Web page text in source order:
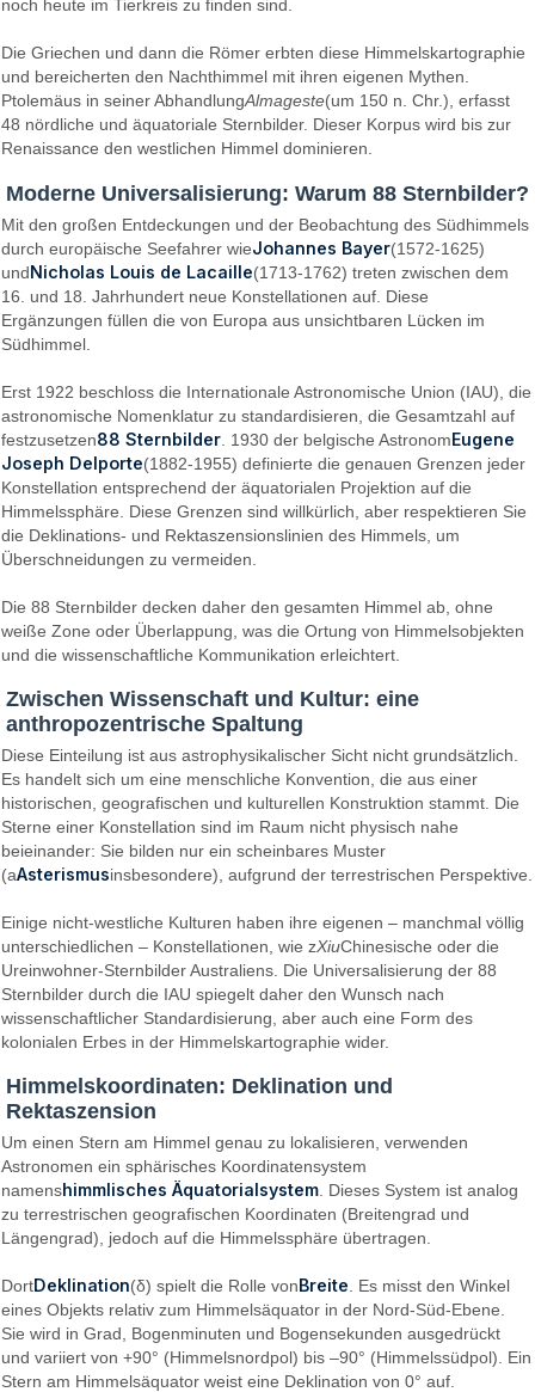
noch heute im Tierkreis zu finden sind.
Die Griechen und dann die Römer erbten diese Himmelskartographie
und bereicherten den Nachthimmel mit ihren eigenen Mythen.
Ptolemäus in seiner AbhandlungAlmageste(um 150 n. Chr.), erfasst
48 nördliche und äquatoriale Sternbilder. Dieser Korpus wird bis zur
Renaissance den westlichen Himmel dominieren.
Moderne Universalisierung: Warum 88 Sternbilder?
Mit den großen Entdeckungen und der Beobachtung des Südhimmels
durch europäische Seefahrer wieJohannes Bayer(1572-1625)
undNicholas Louis de Lacaille(1713-1762) treten zwischen dem
16. und 18. Jahrhundert neue Konstellationen auf. Diese
Ergänzungen füllen die von Europa aus unsichtbaren Lücken im
Südhimmel.
Erst 1922 beschloss die Internationale Astronomische Union (IAU), die
astronomische Nomenklatur zu standardisieren, die Gesamtzahl auf
festzusetzen88 Sternbilder . 1930 der belgische AstronomEugene
Joseph Delporte(1882-1955) definierte die genauen Grenzen jeder
Konstellation entsprechend der äquatorialen Projektion auf die
Himmelssphäre. Diese Grenzen sind willkürlich, aber respektieren Sie
die Deklinations- und Rektaszensionslinien des Himmels, um
Überschneidungen zu vermeiden.
Die 88 Sternbilder decken daher den gesamten Himmel ab, ohne
weiße Zone oder Überlappung, was die Ortung von Himmelsobjekten
und die wissenschaftliche Kommunikation erleichtert.
Zwischen Wissenschaft und Kultur: eine
anthropozentrische Spaltung
Diese Einteilung ist aus astrophysikalischer Sicht nicht grundsätzlich.
Es handelt sich um eine menschliche Konvention, die aus einer
historischen, geografischen und kulturellen Konstruktion stammt. Die
Sterne einer Konstellation sind im Raum nicht physisch nahe
beieinander: Sie bilden nur ein scheinbares Muster
(aAsterismusinsbesondere), aufgrund der terrestrischen Perspektive.
Einige nicht-westliche Kulturen haben ihre eigenen – manchmal völlig
unterschiedlichen – Konstellationen, wie zXiuChinesische oder die
Ureinwohner-Sternbilder Australiens. Die Universalisierung der 88
Sternbilder durch die IAU spiegelt daher den Wunsch nach
wissenschaftlicher Standardisierung, aber auch eine Form des
kolonialen Erbes in der Himmelskartographie wider.
Himmelskoordinaten: Deklination und
Rektaszension
Um einen Stern am Himmel genau zu lokalisieren, verwenden
Astronomen ein sphärisches Koordinatensystem
namenshimmlisches Äquatorialsystem . Dieses System ist analog
zu terrestrischen geografischen Koordinaten (Breitengrad und
Längengrad), jedoch auf die Himmelssphäre übertragen.
DortDeklination(δ) spielt die Rolle vonBreite . Es misst den Winkel
eines Objekts relativ zum Himmelsäquator in der Nord-Süd-Ebene.
Sie wird in Grad, Bogenminuten und Bogensekunden ausgedrückt
und variiert von +90° (Himmelsnordpol) bis –90° (Himmelssüdpol). Ein
Stern am Himmelsäquator weist eine Deklination von 0° auf.